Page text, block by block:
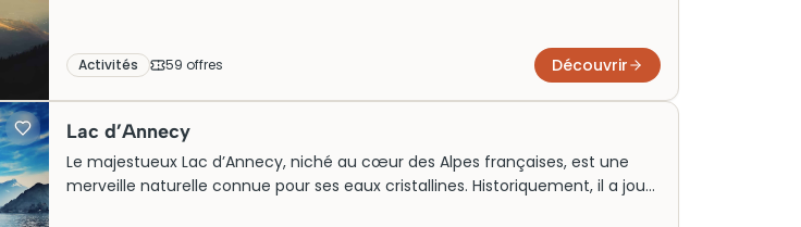
Activités 59 offres Découvrir
Lac d’Annecy
Le majestueux Lac d’Annecy, niché au cœur des Alpes françaises, est une
merveille naturelle connue pour ses eaux cristallines. Historiquement, il a joué